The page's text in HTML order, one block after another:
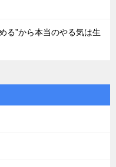
る”から本当のやる気は生